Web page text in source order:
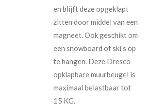
en blijft deze opgeklapt
zitten door middel van een
magneet. Ook geschikt om
een snowboard of ski’s op
te hangen. Deze Dresco
opklapbare muurbeugel is
maximaal belastbaar tot
15 KG.